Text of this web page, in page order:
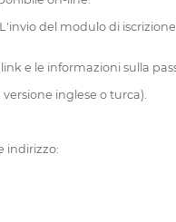
del modulo di
e le informazioni sulla
inglese o turca).
indirizzo: